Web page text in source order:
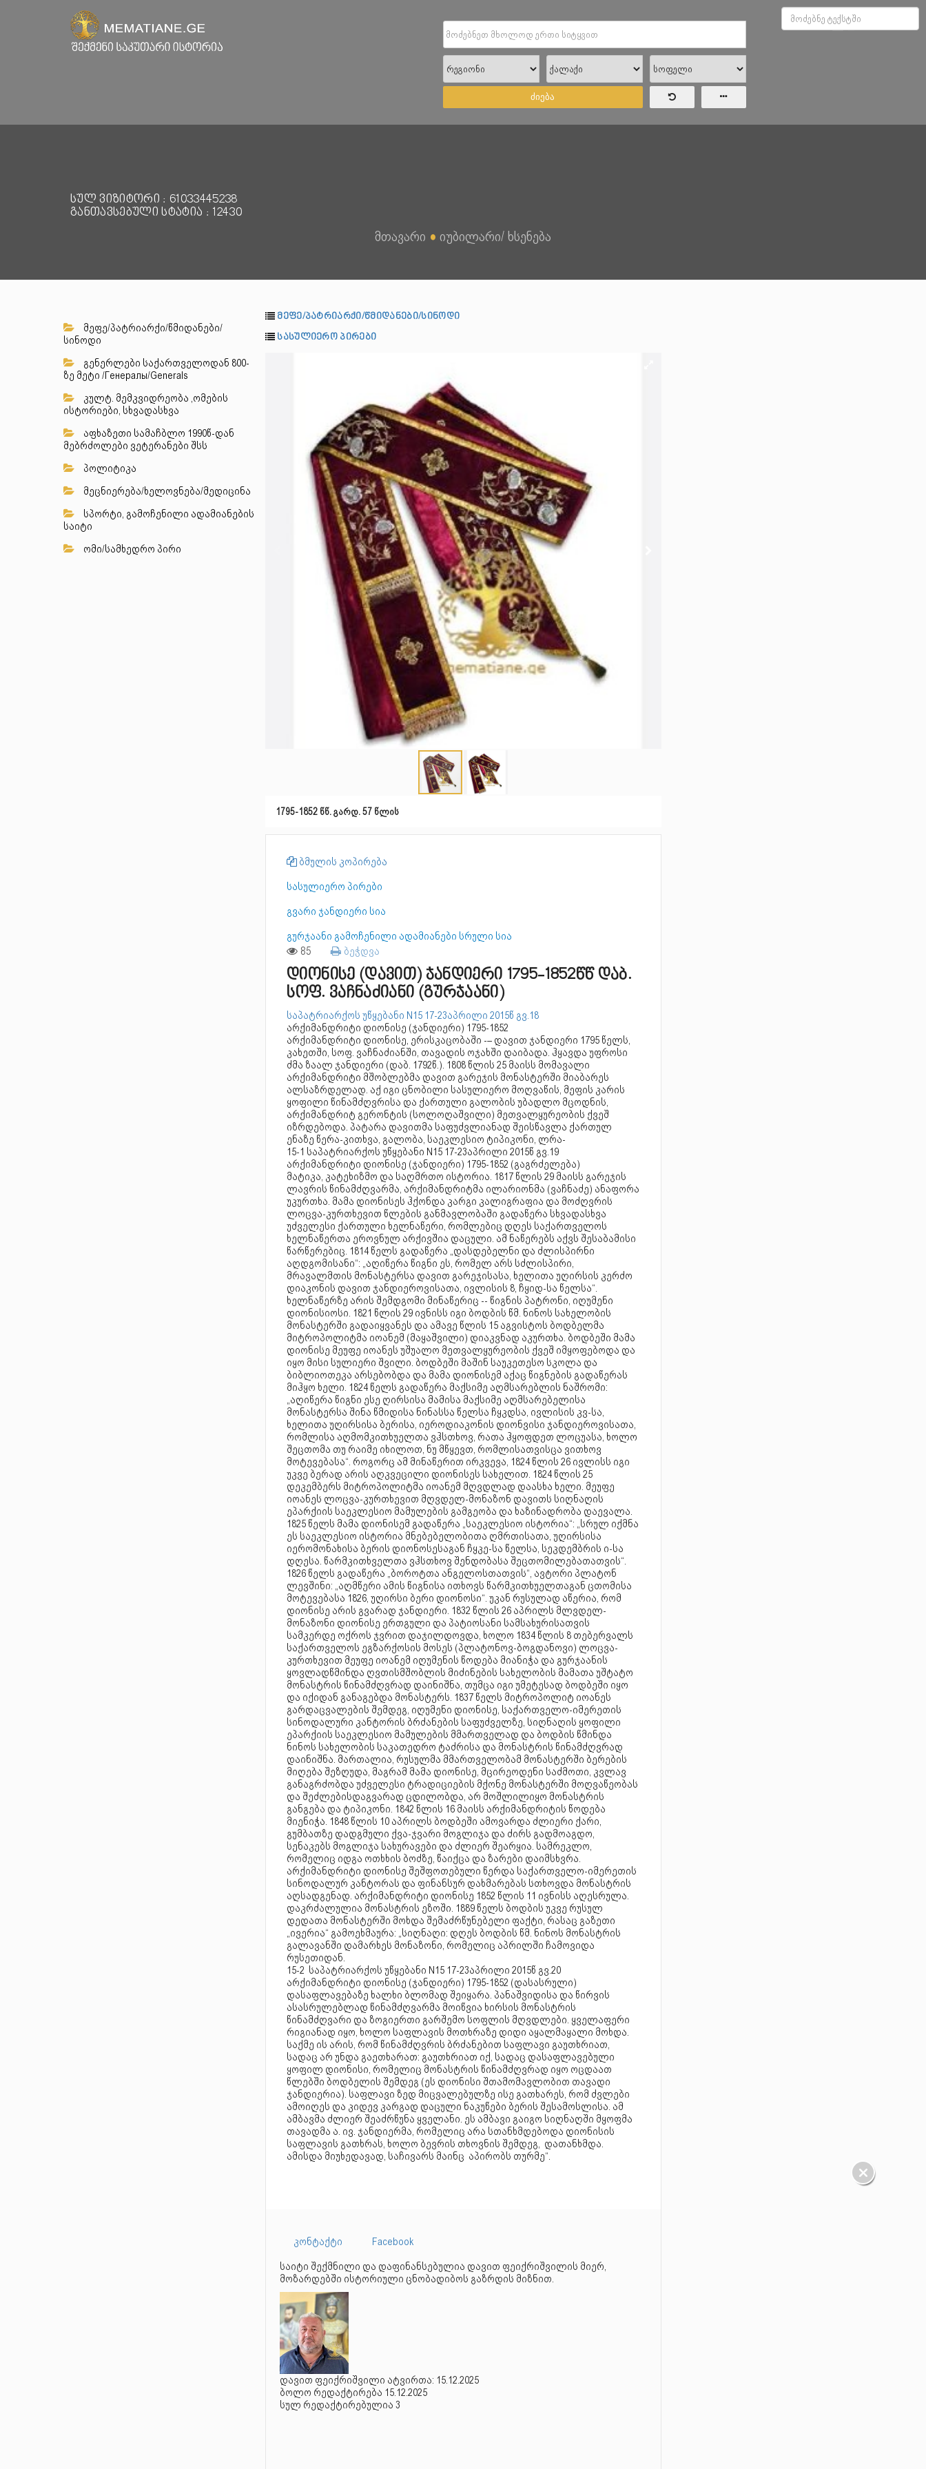
ძიება
სულ ვიზიტორი : 61033445238
განთავსებული სტატია : 12430
მთავარი ● იუბილარი/ ხსენება
მეფე/პატრიარქი/წმიდანები/
სინოდი
გენერლები საქართველოდან 800-
ზე მეტი /Генералы/Generals
კულტ. მემკვიდრეობა ,ომების
ისტორიები, სხვადასხვა
აფხაზეთი სამაჩბლო 1990წ-დან
მებრძოლები ვეტერანები შსს
პოლიტიკა
მეცნიერება/ხელოვნება/მედიცინა
სპორტი, გამოჩენილი ადამიანების
საიტი
ომი/სამხედრო პირი
მეფე/პატრიარქი/წმიდანები/სინოდი
სასულიერო პირები
1795-1852 წწ. გარდ. 57 წლის
ბმულის კოპირება
სასულიერო პირები
გვარი ჯანდიერი სია
გურჯაანი გამოჩენილი ადამიანები სრული სია
85 ბეჭდვა
დიონისე (დავით) ჯანდიერი 1795-1852წწ დაბ.
სოფ. ვაჩნაძიანი (გურჯაანი)
საპატრიარქოს უწყებანი N15 17-23აპრილი 2015წ გვ.18
არქიმანდრიტი დიონისე (ჯანდიერი) 1795-1852
არქიმანდრიტი დიონისე, ერისკაცობაში -– დავით ჯანდიერი 1795 წელს,
კახეთში, სოფ. ვაჩნაძიანში, თავადის ოჯახში დაიბადა. ჰყავდა უფროსი
ძმა ზაალ ჯანდიერი (დაბ. 1792წ.). 1808 წლის 25 მაისს მომავალი
არქიმანდრიტი მშობლებმა დავით გარეჯის მონასტერში მიაბარეს
ალსაზრდელად. აქ იგი ცნობილი სასულიერო მოღვაწის, მეფის კარის
ყოფილი წინამძღვრისა და ქართული გალობის უბადლო მცოდნის,
არქიმანდრიტ გერონტის (სოლოღაშვილი) მეთვალყურეობის ქვეშ
იზრდებოდა. პატარა დავითმა საფუძვლიანად შეისწავლა ქართულ
ენაზე წერა-კითხვა, გალობა, საეკლესიო ტიპიკონი, ლრა-
15-1 საპატრიარქოს უწყებანი N15 17-23აპრილი 2015წ გვ.19
არქიმანდრიტი დიონისე (ჯანდიერი) 1795-1852 (გაგრძელება)
მატიკა, კატეხიზმო და საღმრთო ისტორია. 1817 წლის 29 მაისს გარეჯის
ლავრის წინამძღვარმა, არქიმანდრიტმა ილარიონმა (ვაჩნაძე) ანაფორა
უკურთხა. მამა დიონისეს ჰქონდა კარგი კალიგრაფია და მოძღვრის
ლოცვა-კურთხევით წლების განმავლობაში გადაწერა სხვადასხვა
უძველესი ქართული ხელნაწერი, რომლებიც დღეს საქართველოს
ხელნაწერთა ეროვნულ არქივშია დაცული. ამ ნაწერებს აქვს შესაბამისი
წარწერებიც. 1814 წელს გადაწერა „დასდებელნი და ძლისპირნი
აღდგომისანი“: „აღიწერა წიგნი ეს, რომელ არს სძლისპირი,
მრავალმთის მონასტერსა დავით გარეჯისასა, ხელითა უღირსის კერძო
დიაკონის დავით ჯანდიეროვისათა, ივლისის 8, ჩყიდ-სა წელსა“.
ხელნაწერზე არის შემდგომი მინაწერიც -- წიგნის პატრონი, იღუმენი
დიონისიოსი. 1821 წლის 29 ივნისს იგი ბოდბის წმ. ნინოს სახელობის
მონასტერში გადაიყვანეს და ამავე წლის 15 აგვისტოს ბოდბელმა
მიტროპოლიტმა იოანემ (მაყაშვილი) დიაკვნად აკურთხა. ბოდბეში მამა
დიონისე მეუფე იოანეს უშუალო მეთვალყურეობის ქვეშ იმყოფებოდა და
იყო მისი სულიერი შვილი. ბოდბეში მაშინ საუკეთესო სკოლა და
ბიბლიოთეკა არსებობდა და მამა დიონისემ აქაც წიგნების გადაწერას
მიჰყო ხელი. 1824 წელს გადაწერა მაქსიმე აღმსარებლის ნაშრომი:
„აღიწერა წიგნი ესე ღირსისა მამისა მაქსიმე აღმსარებელისა
მონასტერსა შინა წმიდისა ნინასსა წელსა ჩყკდსა, ივლისის კვ-სა,
ხელითა უღირსისა ბერისა, იეროდიაკონის დიონვისი ჯანდიეროვისათა,
რომლისა აღმომკითხუელთა ვჰსთხოვ, რათა ჰყოფდეთ ლოცუასა, ხოლო
შეცთომა თუ რაიმე იხილოთ, ნუ მწყევთ, რომლისათვისცა ვითხოვ
მოტევებასა“. როგორც ამ მინაწერით ირკვევა, 1824 წლის 26 ივლისს იგი
უკვე ბერად არის აღკვეცილი დიონისეს სახელით. 1824 წლის 25
დეკემბერს მიტროპოლიტმა იოანემ მღვდლად დაასხა ხელი. მეუფე
იოანეს ლოცვა-კურთხევით მღვდელ-მონაზონ დავითს სიღნაღის
ეპარქიის საეკლესიო მამულების გამგეობა და ხაზინადრობა დაევალა.
1825 წელს მამა დიონისემ გადაწერა „საეკლესიო ისტორია“: „სრულ იქმნა
ეს საეკლესიო ისტორია მნებებელობითა ღმრთისათა, უღირსისა
იერომონახისა ბერის დიონოსესაგან ჩყკე-სა წელსა, სეკდემბრის ი-სა
დღესა. წარმკითხველთა ვჰსთხოვ შენდობასა შეცთომილებათათვის“.
1826 წელს გადაწერა „ბოროტთა ანგელოსთათვის“, ავტორი პლატონ
ლევშინი: „აღმწერი ამის წიგნისა ითხოვს წარმკითხუელთაგან ცთომისა
მოტევებასა 1826, უღირსი ბერი დიონოსი“. უკან რუსულად აწერია, რომ
დიონისე არის გვარად ჯანდიერი. 1832 წლის 26 აპრილს მლვდელ-
მონაზონი დიონისე ერთგული და პატიოსანი სამსახურისათვის
სამკერდე ოქროს ჯვრით დაჯილდოვდა, ხოლო 1834 წლის 8 თებერვალს
საქართველოს ეგზარქოსის მოსეს (პლატონოვ-ბოგდანოვი) ლოცვა-
კურთხევით მეუფე იოანემ იღუმენის წოდება მიანიჭა და გურჯაანის
ყოვლადწმინდა ღვთისმშობლის მიძინების სახელობის მამათა უშტატო
მონასტრის წინამძღვრად დაინიშნა, თუმცა იგი უმეტესად ბოდბეში იყო
და იქიდან განაგებდა მონასტერს. 1837 წელს მიტროპოლიტ იოანეს
გარდაცვალების შემდეგ, იღუმენი დიონისე, საქართველო-იმერეთის
სინოდალური კანტორის ბრძანების საფუძველზე, სიღნაღის ყოფილი
ეპარქიის საეკლესიო მამულების მმართველად და ბოდბის წმინდა
ნინოს სახელობის საკათედრო ტაძრისა და მონასტრის წინამძღვრად
დაინიშნა. მართალია, რუსულმა მმართველობამ მონასტერში ბერების
მიღება შეზღუდა, მაგრამ მამა დიონისე, მცირეოდენი საძმოთი, კვლავ
განაგრძობდა უძველესი ტრადიციების მქონე მონასტერში მოღვაწეობას
და შეძლებისდაგვარად ცდილობდა, არ მოშლილიყო მონასტრის
განგება და ტიპიკონი. 1842 წლის 16 მაისს არქიმანდრიტის წოდება
მიენიჭა. 1848 წლის 10 აპრილს ბოდბეში ამოვარდა ძლიერი ქარი,
გუმბათზე დადგმული ქვა-ჯვარი მოგლიჯა და ძირს გადმოაგდო,
სენაკებს მოგლიჯა სახურავები და ძლიერ შეარყია. სამრეკლო,
რომელიც იდგა ოთხხის ბოძზე, წაიქცა და ზარები დაიმსხვრა.
არქიმანდრიტი დიონისე შეშფოთებული წერდა საქართველო-იმერეთის
სინოდალურ კანტორას და ფინანსურ დახმარებას სთხოვდა მონასტრის
აღსადგენად. არქიმანდრიტი დიონისე 1852 წლის 11 ივნისს აღესრულა.
დაკრძალულია მონასტრის ეზოში. 1889 წელს ბოდბის უკვე რუსულ
დედათა მონასტერში მოხდა შემაძრწუნებელი ფაქტი, რასაც გაზეთი
„ივერია“ გამოეხმაურა: „სიღნაღი: დღეს ბოდბის წმ. ნინოს მონასტრის
გალავანში დამარხეს მონაზონი, რომელიც აპრილში ჩამოვიდა
რუსეთიდან.
15-2 საპატრიარქოს უწყებანი N15 17-23აპრილი 2015წ გვ.20
არქიმანდრიტი დიონისე (ჯანდიერი) 1795-1852 (დასასრული)
დასაფლავებაზე ხალხი ბლომად შეიყარა. პანაშვიდისა და წირვის
ასასრულებლად წინამძღვარმა მოიწვია ხირსის მონასტრის
წინამძღვარი და ზოგიერთი გარშემო სოფლის მღვდლები. ყველაფერი
რიგიანად იყო, ხოლო საფლავის მოთხრაზე დიდი აყალმაყალი მოხდა.
საქმე ის არის, რომ წინამძღვრის ბრძანებით საფლავი გაუთხრიათ,
სადაც არ უნდა გაეთხარათ: გაუთხრიათ იქ, სადაც დასაფლავებული
ყოფილ დიონისი, რომელიც მონასტრის წინამძღვრად იყო ოცდაათ
წლებში ბოდბელის შემდეგ (ეს დიონისი შთამომავლობით თავადი
ჯანდიერია). საფლავი ზედ მიცვალებულზე ისე გათხარეს, რომ ძვლები
ამოიღეს და კიდევ კარგად დაცული ნაკუწები ბერის შესამოსლისა. ამ
ამბავმა ძლიერ შეაძრწუნა ყველანი. ეს ამბავი გაიგო სიღნაღში მყოფმა
თავადმა ა. ივ. ჯანდიერმა, რომელიც არა სთანხმდებოდა დიონისის
საფლავის გათხრას, ხოლო ბევრის თხოვნის შემდეგ, დათანხმდა.
ამისდა მიუხედავად, საჩივარს მაინც აპირობს თურმე“.
კონტაქტი
Facebook
საიტი შექმნილი და დაფინანსებულია დავით ფეიქრიშვილის მიერ,
მოზარდებში ისტორიული ცნობადიბოს გაზრდის მიზნით.
დავით ფეიქრიშვილი ატვირთა: 15.12.2025
ბოლო რედაქტირება 15.12.2025
სულ რედაქტირებულია 3